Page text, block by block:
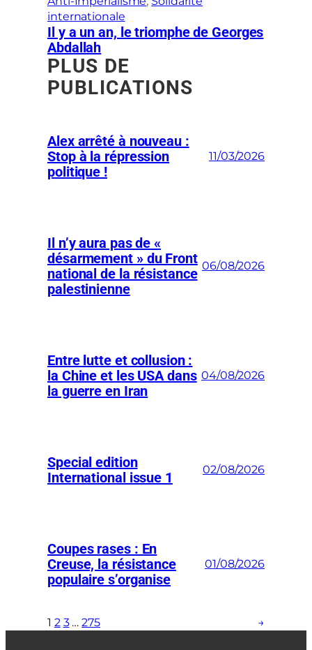
internationale
Il y a un an, le triomphe de Georges
Abdallah
PLUS DE
PUBLICATIONS
Alex arrêté à nouveau :
Stop à la répression
politique !
11/03/2026
Il n’y aura pas de «
désarmement » du Front
national de la résistance
palestinienne
06/08/2026
Entre lutte et collusion :
la Chine et les USA dans
la guerre en Iran
04/08/2026
Special edition
International issue 1
02/08/2026
Coupes rases : En
Creuse, la résistance
populaire s’organise
01/08/2026
1 2 3 … 275 →